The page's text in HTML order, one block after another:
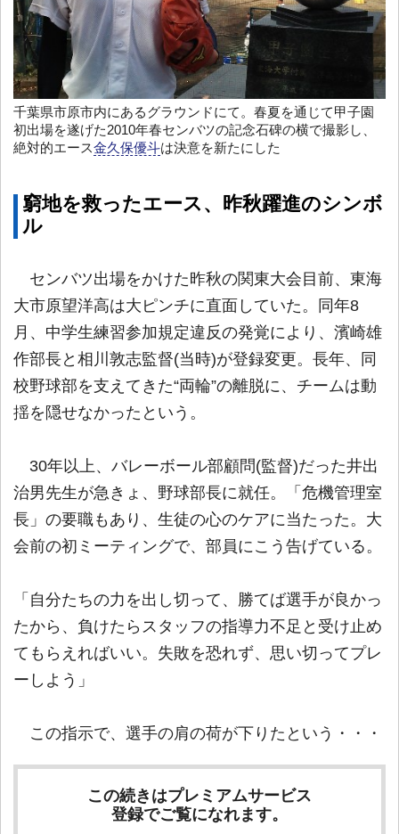
千葉県市原市内にあるグラウンドにて。春夏を通じて甲子園
初出場を遂げた2010年春センバツの記念石碑の横で撮影し、
絶対的エース金久保優斗は決意を新たにした
窮地を救ったエース、昨秋躍進のシンボ
ル
センバツ出場をかけた昨秋の関東大会目前、東海
大市原望洋高は大ピンチに直面していた。同年8
月、中学生練習参加規定違反の発覚により、濱崎雄
作部長と相川敦志監督(当時)が登録変更。長年、同
校野球部を支えてきた“両輪”の離脱に、チームは動
揺を隠せなかったという。
30年以上、バレーボール部顧問(監督)だった井出
治男先生が急きょ、野球部長に就任。「危機管理室
長」の要職もあり、生徒の心のケアに当たった。大
会前の初ミーティングで、部員にこう告げている。
「自分たちの力を出し切って、勝てば選手が良かっ
たから、負けたらスタッフの指導力不足と受け止め
てもらえればいい。失敗を恐れず、思い切ってプレ
ーしよう」
この指示で、選手の肩の荷が下りたという・・・
この続きはプレミアムサービス
登録でご覧になれます。